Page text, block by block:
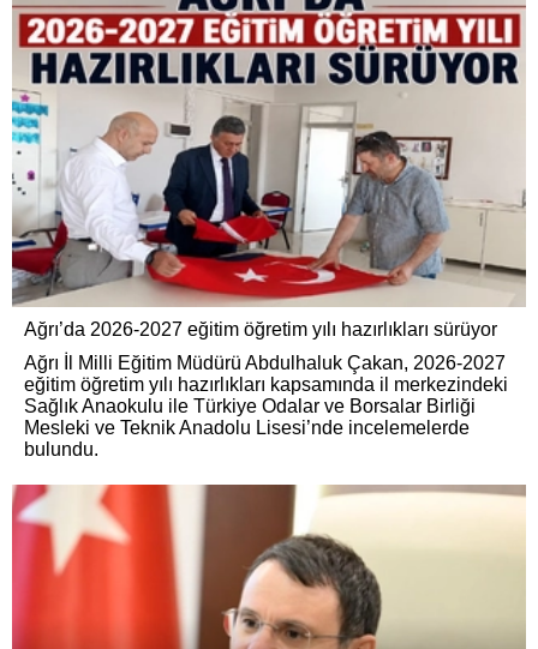
Ağrı’da 2026-2027 eğitim öğretim yılı hazırlıkları sürüyor
Ağrı İl Milli Eğitim Müdürü Abdulhaluk Çakan, 2026-2027
eğitim öğretim yılı hazırlıkları kapsamında il merkezindeki
Sağlık Anaokulu ile Türkiye Odalar ve Borsalar Birliği
Mesleki ve Teknik Anadolu Lisesi’nde incelemelerde
bulundu.